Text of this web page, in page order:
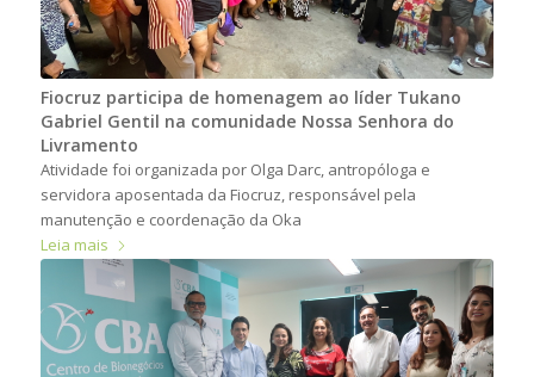
Fiocruz participa de homenagem ao líder Tukano
Gabriel Gentil na comunidade Nossa Senhora do
Livramento
Atividade foi organizada por Olga Darc, antropóloga e
servidora aposentada da Fiocruz, responsável pela
manutenção e coordenação da Oka
Leia mais